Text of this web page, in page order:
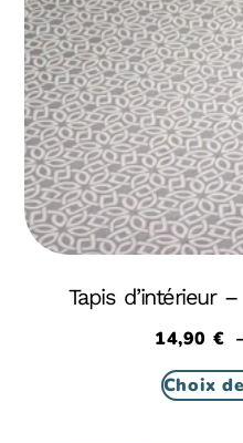
Tapis d’intérieur
14,90 €
Choix